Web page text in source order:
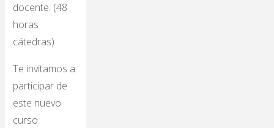
docente. (48
horas
cátedras)
Te invitamos a
participar de
este nuevo
curso